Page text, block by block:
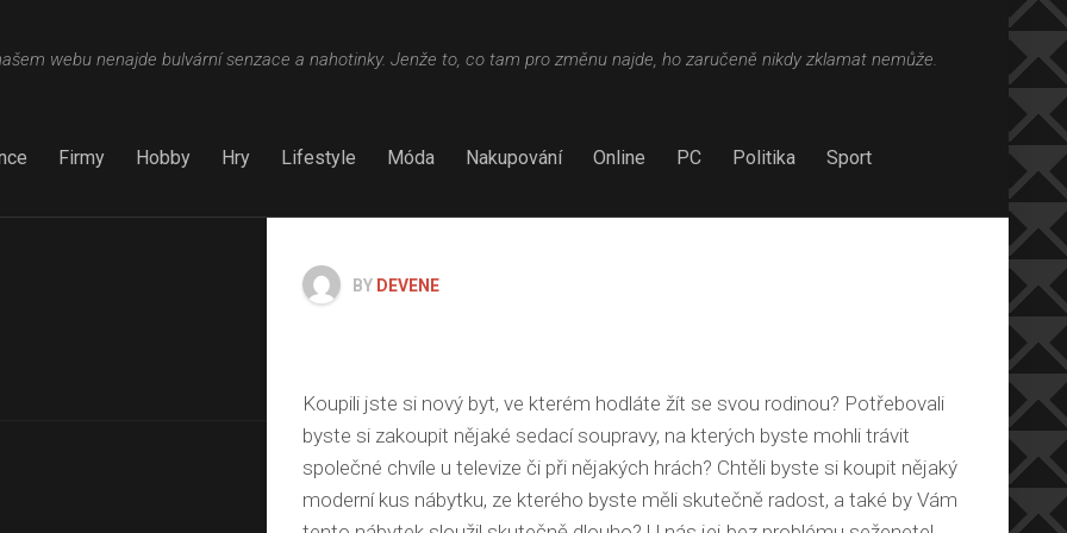
webu nenajde bulvární senzace a nahotinky. Jenže to, co tam pro změnu najde, ho zaručeně nikdy zklamat nemůže.
Firmy Hobby Hry Lifestyle Móda Nakupování Online PC Politika Sport
BY DEVENE
Koupili jste si nový byt, ve kterém hodláte žít se svou rodinou? Potřebovali
byste si zakoupit nějaké sedací soupravy, na kterých byste mohli trávit
společné chvíle u televize či při nějakých hrách? Chtěli byste si koupit nějaký
moderní kus nábytku, ze kterého byste měli skutečně radost, a také by Vám